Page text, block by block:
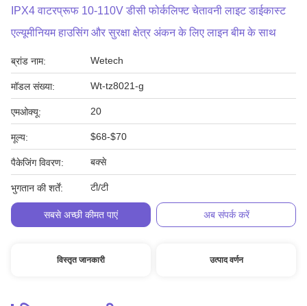
IPX4 वाटरप्रूफ 10-110V डीसी फोर्कलिफ्ट चेतावनी लाइट डाईकास्ट
एल्यूमीनियम हाउसिंग और सुरक्षा क्षेत्र अंकन के लिए लाइन बीम के साथ
ब्रांड नाम: Wetech
मॉडल संख्या: Wt-tz8021-g
एमओक्यू: 20
मूल्य: $68-$70
पैकेजिंग विवरण: बक्से
भुगतान की शर्तें: टी/टी
सबसे अच्छी कीमत पाएं अब संपर्क करें
विस्तृत जानकारी उत्पाद वर्णन